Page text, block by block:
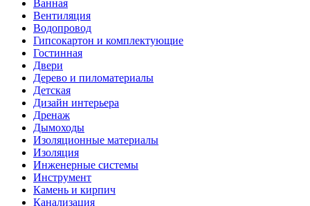
Ванная
Вентиляция
Водопровод
Гипсокартон и комплектующие
Гостинная
Двери
Дерево и пиломатериалы
Детская
Дизайн интерьера
Дренаж
Дымоходы
Изоляционные материалы
Изоляция
Инженерные системы
Инструмент
Камень и кирпич
Канализация